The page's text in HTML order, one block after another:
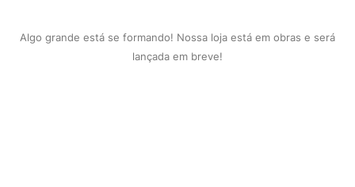
Algo grande está se formando! Nossa loja está em obras e será
lançada em breve!